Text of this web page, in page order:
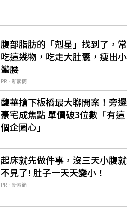
腹部脂肪的「剋星」找到了，常
吃這幾物，吃走大肚囊，瘦出小
蠻腰
PR．新素簡
馥華搶下板橋最大聯開案！旁邊
豪宅成焦點 單價破3位數「有這
個企圖心」
起床就先做件事，沒三天小腹就
不見了! 肚子一天天變小！
PR．新素簡